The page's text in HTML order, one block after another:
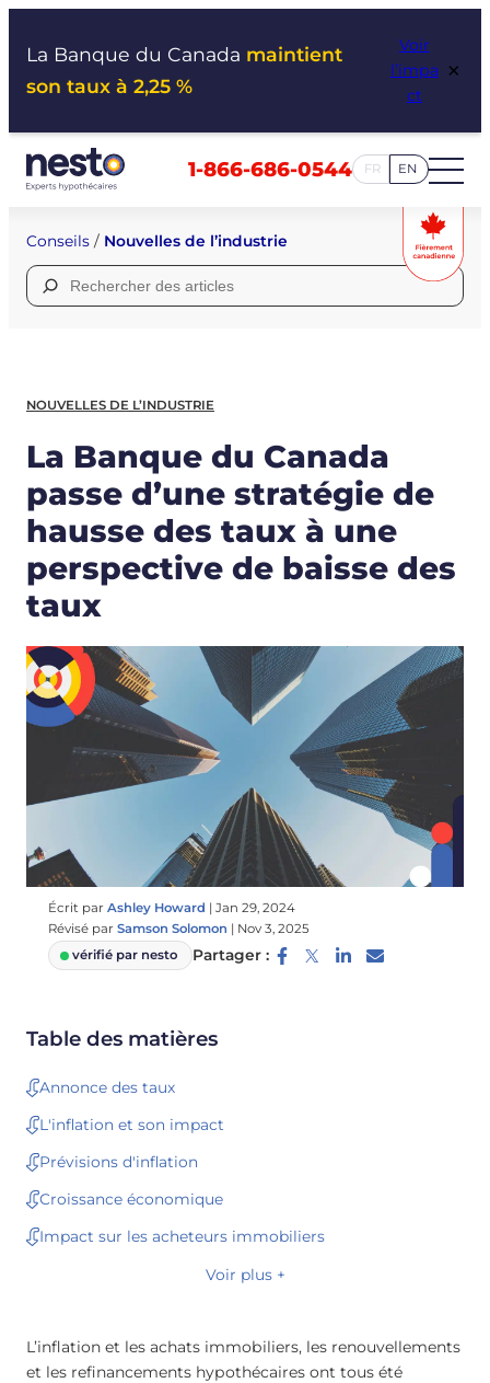
La Banque du Canada maintient
son taux à 2,25 %
Voir
l’impa
ct
×
1-866-686-0544 FR EN
Conseils / Nouvelles de l’industrie
Rechercher :
NOUVELLES DE L’INDUSTRIE
La Banque du Canada
passe d’une stratégie de
hausse des taux à une
perspective de baisse des
taux
Écrit par Ashley Howard | Jan 29, 2024
Révisé par Samson Solomon | Nov 3, 2025
vérifié par nesto
Partager :
Table des matières
Annonce des taux
L'inflation et son impact
Prévisions d'inflation
Croissance économique
Impact sur les acheteurs immobiliers
Voir plus +
L’inflation et les achats immobiliers, les renouvellements
et les refinancements hypothécaires ont tous été